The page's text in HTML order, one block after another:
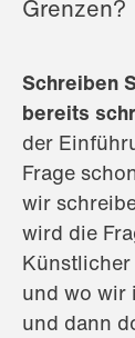
Grenzen?
Schreiben
bereits
der
Frage
wir
wird die
und wo wir
und dann